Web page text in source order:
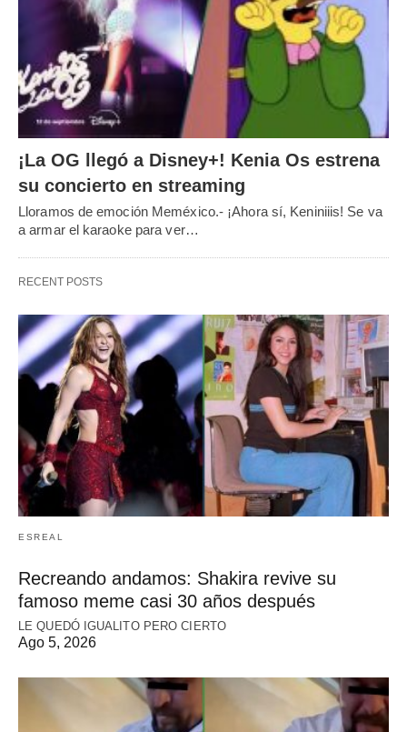
¡La OG llegó a Disney+! Kenia Os estrena
su concierto en streaming
Lloramos de emoción Meméxico.- ¡Ahora sí, Keniniiis! Se va
a armar el karaoke para ver…
RECENT POSTS
ESREAL
Recreando andamos: Shakira revive su
famoso meme casi 30 años después
LE QUEDÓ IGUALITO PERO CIERTO
Ago 5, 2026